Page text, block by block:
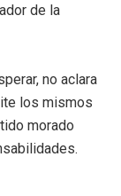
de la
no aclara
los mismos
morado